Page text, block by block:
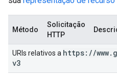
Método
Solicitação
HTTP
URIs relativos a https: //www.
v3